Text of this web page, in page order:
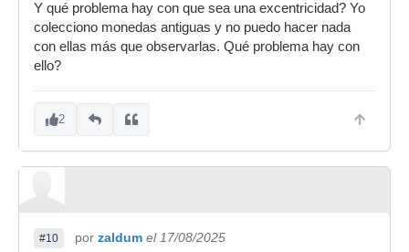
Y qué problema hay con que sea una excentricidad? Yo
colecciono monedas antiguas y no puedo hacer nada
con ellas más que observarlas. Qué problema hay con
ello?
2
#10 por zaldum el 17/08/2025